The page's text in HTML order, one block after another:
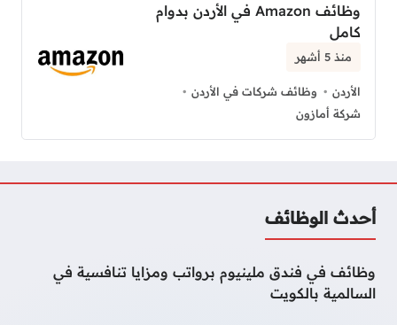
وظائف Amazon في الأردن بدوام
كامل
منذ 5 أشهر
الأردن
وظائف شركات في الأردن
شركة أمازون
أحدث الوظائف
وظائف في فندق ملينيوم برواتب ومزايا تنافسية في
السالمية بالكويت